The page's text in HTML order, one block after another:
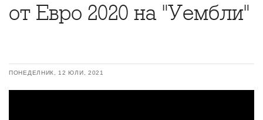
от Евро 2020 на "Уембли"
ПОНЕДЕЛНИК, 12 ЮЛИ, 2021